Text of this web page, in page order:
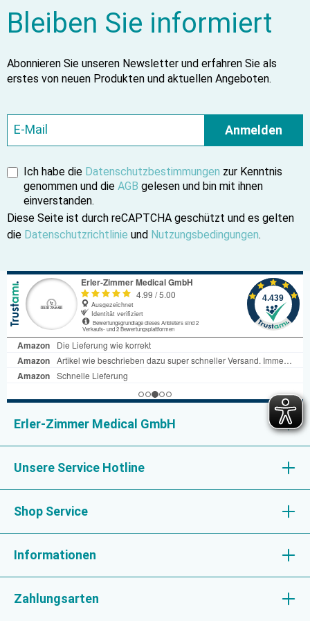
Bleiben Sie informiert
Abonnieren Sie unseren Newsletter und erfahren Sie als
erstes von neuen Produkten und aktuellen Angeboten.
Anmelden
Ich habe die Datenschutzbestimmungen zur Kenntnis
genommen und die AGB gelesen und bin mit ihnen
einverstanden.
Diese Seite ist durch reCAPTCHA geschützt und es gelten
die Datenschutzrichtlinie und Nutzungsbedingungen.
Erler-Zimmer Medical GmbH
Unsere Service Hotline
Shop Service
Informationen
Zahlungsarten